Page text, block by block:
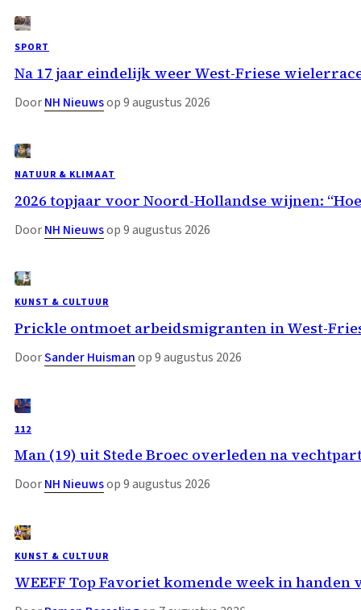
SPORT
Na 17 jaar eindelijk weer West-Friese
DoorNH Nieuwsop 9 augustus 2026
NATUUR & KLIMAAT
2026 topjaar voor Noord-Hollandse wijnen:
DoorNH Nieuwsop 9 augustus 2026
KUNST & CULTUUR
Prickle ontmoet arbeidsmigranten in West-
DoorSander Huismanop 9 augustus 2026
112
Man (19) uit Stede Broec overleden na
DoorNH Nieuwsop 9 augustus 2026
KUNST & CULTUUR
WEEFF Top Favoriet komende week in handen